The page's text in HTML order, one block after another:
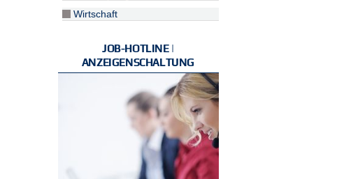
Wirtschaft
JOB-HOTLINE |
ANZEIGENSCHALTUNG